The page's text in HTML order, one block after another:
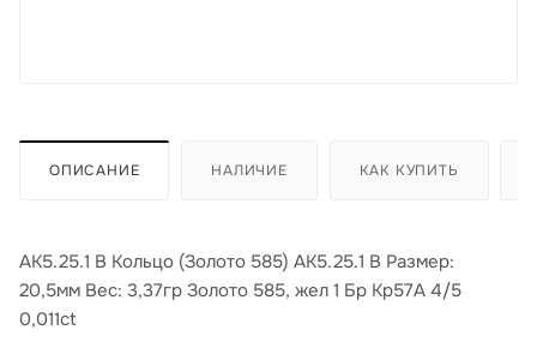
ОПИСАНИЕ НАЛИЧИЕ КАК КУПИТЬ
АК5.25.1 В Кольцо (Золото 585) АК5.25.1 В Размер:
20,5мм Вес: 3,37гр Золото 585, жел 1 Бр Кр57А 4/5
0,011ct